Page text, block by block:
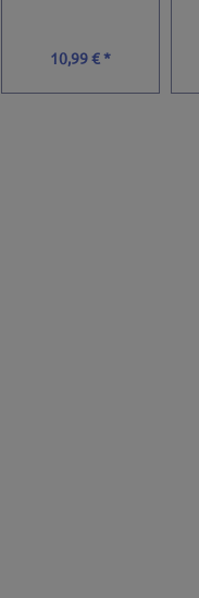
10,99 € *